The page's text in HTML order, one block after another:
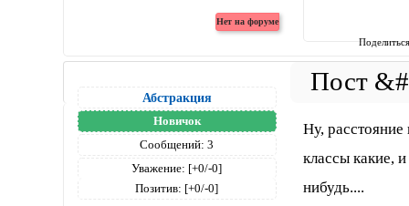
Абстракция
Новичок
Сообщений: 3
Уважение: [+0/-0]
Позитив: [+0/-0]
Ну,
классы какие,
нибудь....